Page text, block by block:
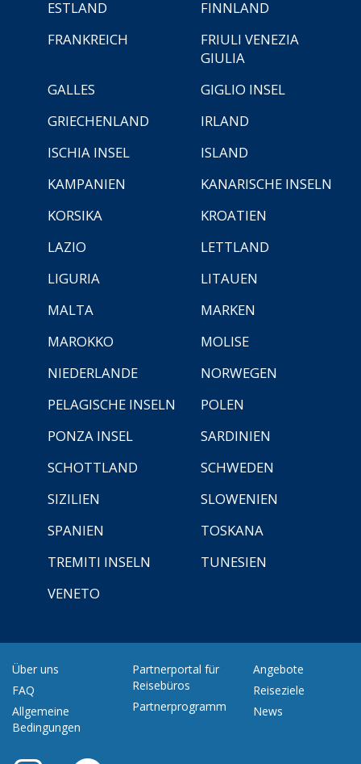
ESTLAND
FINNLAND
FRANKREICH
FRIULI VENEZIA
GIULIA
GALLES
GIGLIO INSEL
GRIECHENLAND
IRLAND
ISCHIA INSEL
ISLAND
KAMPANIEN
KANARISCHE INSELN
KORSIKA
KROATIEN
LAZIO
LETTLAND
LIGURIA
LITAUEN
MALTA
MARKEN
MAROKKO
MOLISE
NIEDERLANDE
NORWEGEN
PELAGISCHE INSELN
POLEN
PONZA INSEL
SARDINIEN
SCHOTTLAND
SCHWEDEN
SIZILIEN
SLOWENIEN
SPANIEN
TOSKANA
TREMITI INSELN
TUNESIEN
VENETO
Über uns
FAQ
Allgemeine
Bedingungen
Partnerportal für
Reisebüros
Partnerprogramm
Angebote
Reiseziele
News